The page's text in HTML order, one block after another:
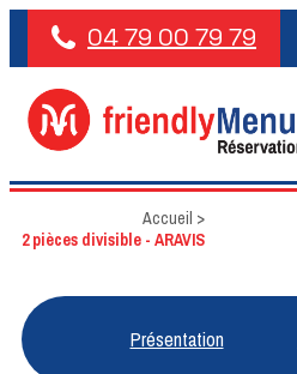
04 79 00 79 79
Accueil >
2 pièces divisible - ARAVIS
Présentation